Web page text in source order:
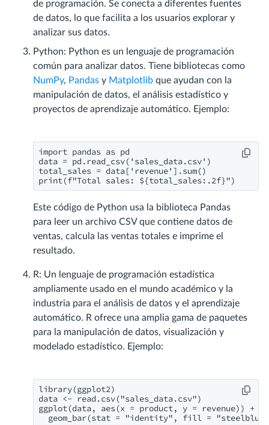
de programación. Se conecta a diferentes fuentes
de datos, lo que facilita a los usuarios explorar y
analizar sus datos.
Python: Python es un lenguaje de programación
común para analizar datos. Tiene bibliotecas como
NumPy, Pandas y Matplotlib que ayudan con la
manipulación de datos, el análisis estadístico y
proyectos de aprendizaje automático. Ejemplo:
import pandas as pd
data = pd.read_csv('sales_data.csv')
total_sales = data['revenue'].sum()
print(f"Total sales: ${total_sales:.2f}")
Este código de Python usa la biblioteca Pandas
para leer un archivo CSV que contiene datos de
ventas, calcula las ventas totales e imprime el
resultado.
R: Un lenguaje de programación estadística
ampliamente usado en el mundo académico y la
industria para el análisis de datos y el aprendizaje
automático. R ofrece una amplia gama de paquetes
para la manipulación de datos, visualización y
modelado estadístico. Ejemplo:
library(ggplot2)
data <- read.csv("sales_data.csv")
ggplot(data, aes(x = product, y = revenue)) +
geom_bar(stat = "identity", fill =